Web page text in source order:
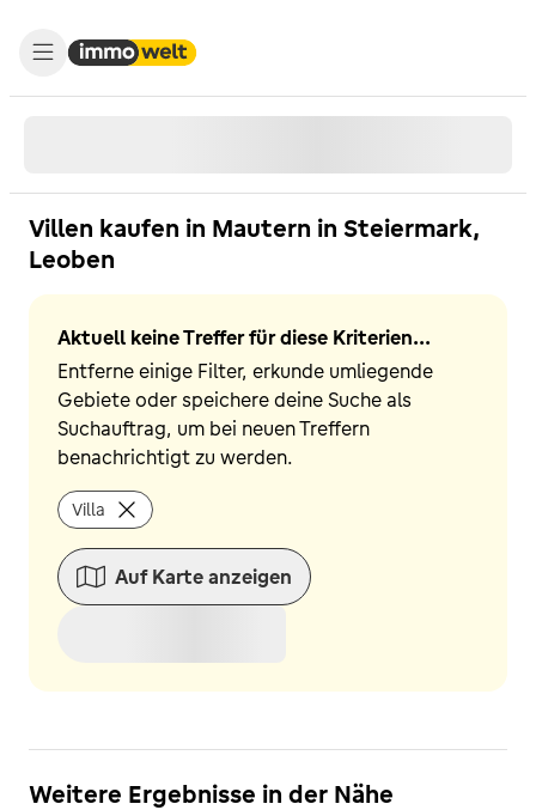
Villen kaufen in Mautern in Steiermark,
Leoben
Aktuell keine Treffer für diese Kriterien...
Entferne einige Filter, erkunde umliegende
Gebiete oder speichere deine Suche als
Suchauftrag, um bei neuen Treffern
benachrichtigt zu werden.
Villa
Auf Karte anzeigen
Weitere Ergebnisse in der Nähe